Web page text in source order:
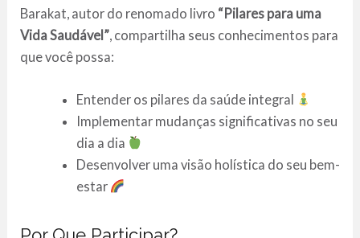
Barakat, autor do renomado livro “Pilares para uma
Vida Saudável” , compartilha seus conhecimentos para
que você possa:
Entender os pilares da saúde integral
Implementar mudanças significativas no seu
dia a dia
Desenvolver uma visão holística do seu bem-
estar